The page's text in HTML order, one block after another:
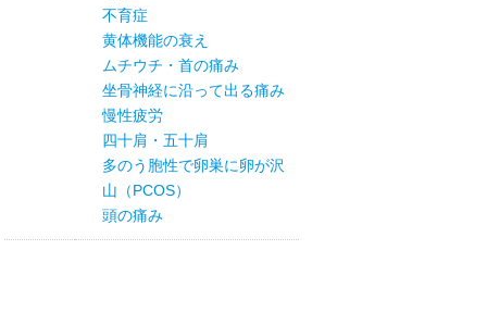
不育症
黄体機能の衰え
ムチウチ・首の痛み
坐骨神経に沿って出る痛み
慢性疲労
四十肩・五十肩
多のう胞性で卵巣に卵が沢
山（PCOS）
頭の痛み